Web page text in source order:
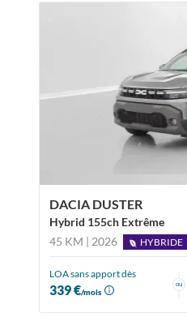
DACIA DUSTER
Hybrid 155ch Extrême
45 KM | 2026
HYBRIDE
LOA sans apport dès
339 €/mois
ou